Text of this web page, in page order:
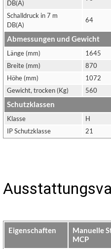
DB(A)
Schalldruck in 7 m
DB(A)
64
Abmessungen und Gewicht
Länge (mm)
1645
Breite (mm)
870
Höhe (mm)
1072
Gewicht, trocken (Kg)
560
Schutzklassen
Klasse
H
IP Schutzklasse
21
Eigenschaften
Manuelle
MCP